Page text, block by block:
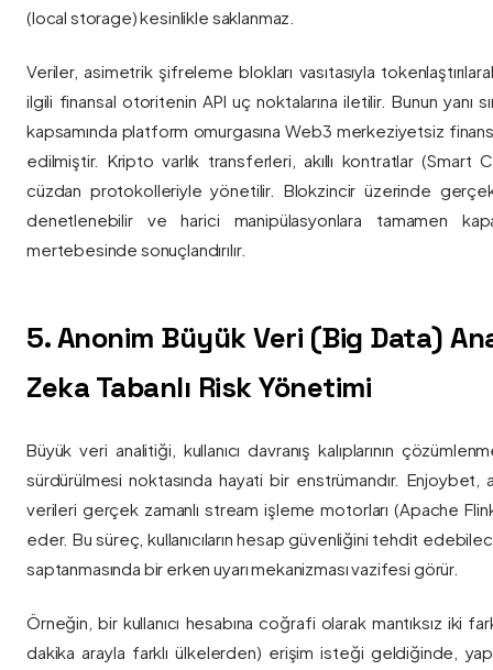
(local storage) kesinlikle saklanmaz.
Veriler, asimetrik şifreleme blokları vasıtasıyla
ilgili finansal otoritenin API uç noktalarına iletilir. Bunun yanı
kapsamında platform omurgasına Web3 merkeziyetsiz
edilmiştir. Kripto varlık transferleri, akıllı kontratlar (Smart
cüzdan protokolleriyle yönetilir. Blokzincir üzerinde
denetlenebilir ve harici manipülasyonlara tamamen
mertebesinde sonuçlandırılır.
5. Anonim Büyük Veri (Big Data)
Zeka Tabanlı Risk Yönetimi
Büyük veri analitiği, kullanıcı davranış kalıplarının
sürdürülmesi noktasında hayati bir enstrümandır. Enjoybet,
verileri gerçek zamanlı stream işleme motorları (Apache Flink
eder. Bu süreç, kullanıcıların hesap güvenliğini tehdit
saptanmasında bir erken uyarı mekanizması vazifesi görür.
Örneğin, bir kullanıcı hesabına coğrafi olarak mantıksız iki
dakika arayla farklı ülkelerden) erişim isteği geldiğinde,